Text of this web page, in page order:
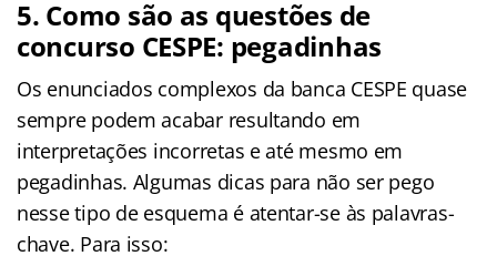
5. Como são as questões de
concurso CESPE: pegadinhas
Os enunciados complexos da banca CESPE quase
sempre podem acabar resultando em
interpretações incorretas e até mesmo em
pegadinhas. Algumas dicas para não ser pego
nesse tipo de esquema é atentar-se às palavras-
chave. Para isso: